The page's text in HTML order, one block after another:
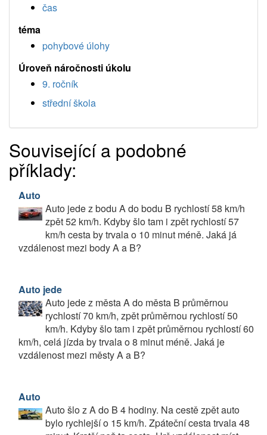
čas
téma
pohybové úlohy
Úroveň náročnosti úkolu
9. ročník
střední škola
Související a podobné
příklady:
Auto
Auto jede z bodu A do bodu B rychlostí 58 km/h
zpět 52 km/h. Kdyby šlo tam i zpět rychlostí 57
km/h cesta by trvala o 10 minut méně. Jaká já
vzdálenost mezi body A a B?
Auto jede
Auto jede z města A do města B průměrnou
rychlostí 70 km/h, zpět průměrnou rychlostí 50
km/h. Kdyby šlo tam i zpět průměrnou rychlostí 60
km/h, celá jízda by trvala o 8 minut méně. Jaká je
vzdálenost mezi městy A a B?
Auto
Auto šlo z A do B 4 hodiny. Na cestě zpět auto
bylo rychlejší o 15 km/h. Zpáteční cesta trvala 48